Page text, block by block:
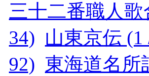
三十二番職人歌
34) 山東京伝 (1
92) 東海道名所